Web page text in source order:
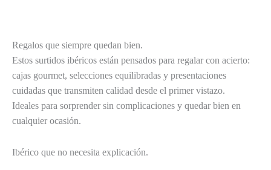
Regalos que siempre quedan bien.
Estos surtidos ibéricos están pensados para regalar con acierto:
cajas gourmet, selecciones equilibradas y presentaciones
cuidadas que transmiten calidad desde el primer vistazo.
Ideales para sorprender sin complicaciones y quedar bien en
cualquier ocasión.
Ibérico que no necesita explicación.